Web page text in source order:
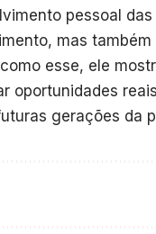
pessoal
mas
esse, ele
oportunidades
gerações da